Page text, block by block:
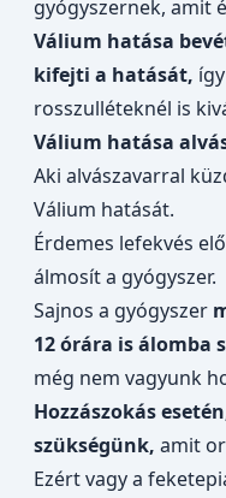
gyógyszernek, amit
Válium hatása
kifejti a hatását,
rosszulléteknél is
Válium hatása
Aki alvászavarral
Válium hatását.
Érdemes lefekvés
álmosít a gyógyszer.
Sajnos a gyógyszer
12 órára is álomba
még nem vagyunk
Hozzászokás
szükségünk, amit
Ezért vagy a